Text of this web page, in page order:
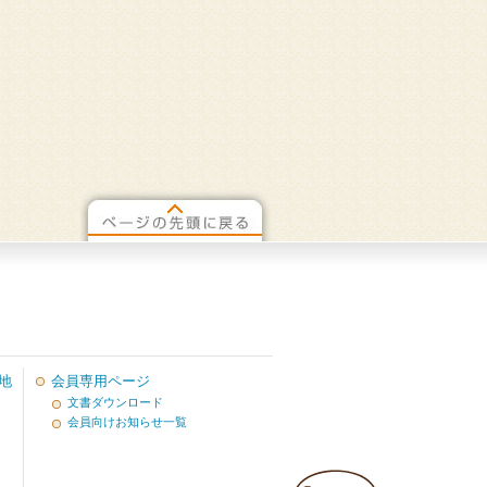
会員専用ページ
文書ダウンロード
会員向けお知らせ一覧